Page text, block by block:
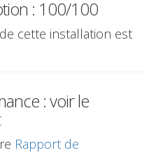
: 100/100
cette installation est
: voir le
Rapport de